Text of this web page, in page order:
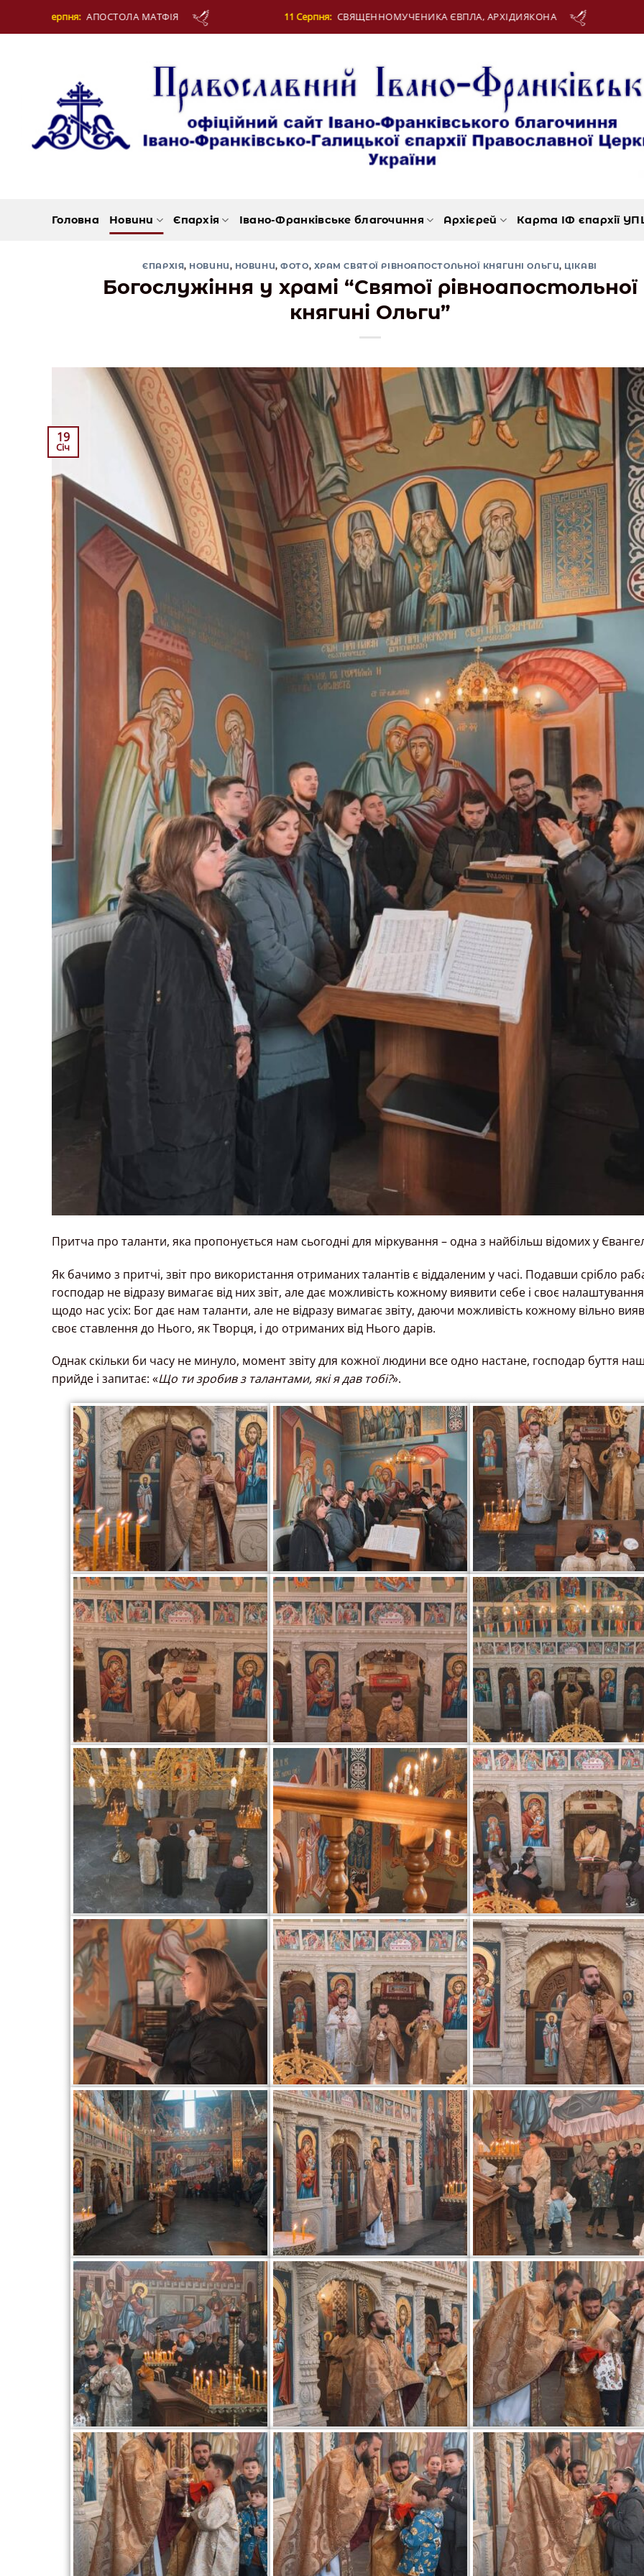
11 Серпня: СВЯЩЕННОМУЧЕНИКА ЄВПЛА, АРХІДИЯКОНА 12 Серпня: ДЕНЬ МОЛОДІ
Головна Новини Єпархія Івано-Франківське благочиння Архієрей Карта ІФ єпархії
ЄПАРХІЯ, НОВИНИ, НОВИНИ,ФОТО, ХРАМ СВЯТОЇ РІВНОАПОСТОЛЬНОЇ КНЯГИНІ ОЛЬГИ, ЦІКАВІ
Богослужіння у храмі “Святої рівноапостольної
княгині Ольги”
19
Січ
Притча про таланти, яка пропонується нам сьогодні для міркування – одна з найбільш відомих у
Як бачимо з притчі, звіт про використання отриманих талантів є віддаленим у часі. Подавши срібло
господар не відразу вимагає від них звіт, але дає можливість кожному виявити себе і своє
щодо нас усіх: Бог дає нам таланти, але не відразу вимагає звіту, даючи можливість кожному вільно
своє ставлення до Нього, як Творця, і до отриманих від Нього дарів.
Однак скільки би часу не минуло, момент звіту для кожної людини все одно настане, господар буття
прийде і запитає: «Що ти зробив з талантами, які я дав тобі?».